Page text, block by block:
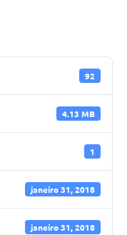
92
4.13 MB
1
janeiro 31, 2018
janeiro 31, 2018